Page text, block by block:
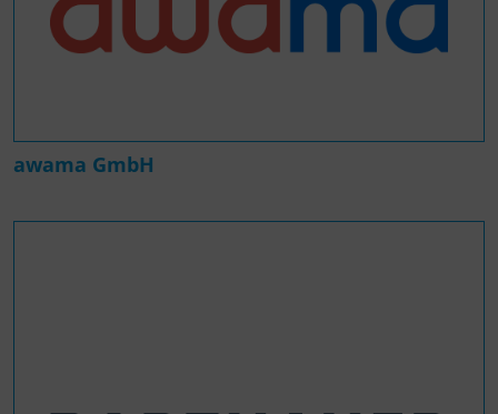
awama GmbH